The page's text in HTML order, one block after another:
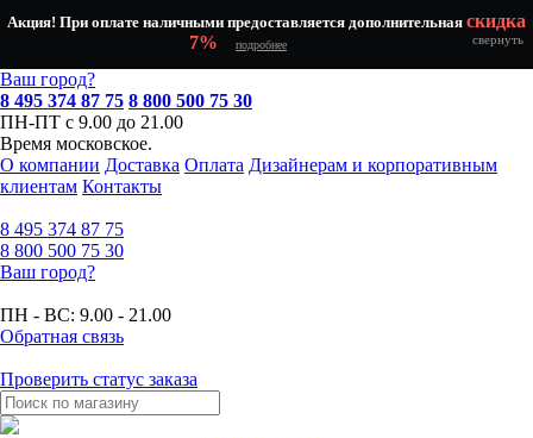
Акция! При оплате наличными предоставляется дополнительная скидка
7%
подробнее свернуть
Ваш город?
8 495 374 87 75 8 800 500 75 30
ПН-ПТ с 9.00 до 21.00
Время московское.
О компании Доставка Оплата Дизайнерам и корпоративным
клиентам Контакты
8 495 374 87 75
8 800 500 75 30
Ваш город?
ПН - ВС: 9.00 - 21.00
Обратная связь
Проверить статус заказа